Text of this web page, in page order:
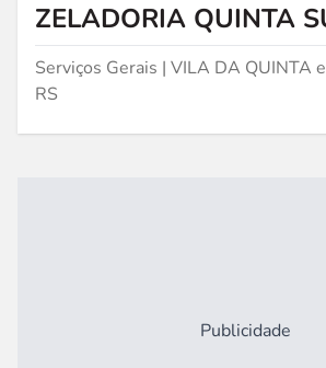
ZELADORIA QUINTA
Serviços Gerais | VILA DA QUINTA
RS
Publicidade